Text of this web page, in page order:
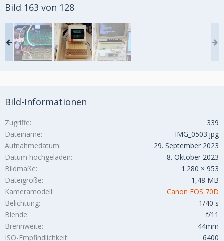
Bild 163 von 128
Bild-Informationen
Zugriffe
339
Dateiname
IMG_0503.jpg
Aufnahmedatum
29. September 2023
Datum hochgeladen
8. Oktober 2023
Bildmaße
1.280 × 953
Dateigröße
1,48 MB
Kameramodell
Canon EOS 70D
Belichtung
1/40 s
Blende
f/11
Brennweite
44mm
ISO-Empfindlichkeit
6400